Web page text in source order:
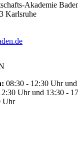
Akademie
Karlsruhe
08:30 - 12:30 Uhr
Uhr und 13:30 -
Uhr